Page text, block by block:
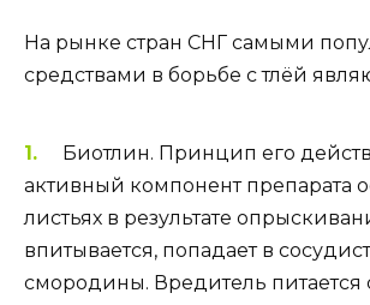
На рынке стран СНГ самыми
средствами в борьбе с тлёй
Биотлин. Принцип его
активный компонент препарата
листьях в результате
впитывается, попадает в
смородины. Вредитель питается